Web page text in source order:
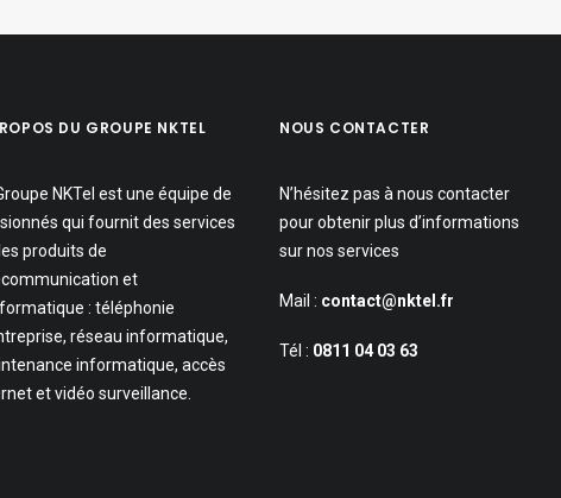
DU GROUPE NKTEL
NKTel est une équipe de
qui fournit des services
produits de
et
: téléphonie
réseau informatique,
informatique, accès
et vidéo surveillance.
NOUS CONTACTER
N’hésitez pas à nous contacter
pour obtenir plus d’informations
sur nos services
Mail : contact@nktel.fr
Tél : 0811 04 03 63